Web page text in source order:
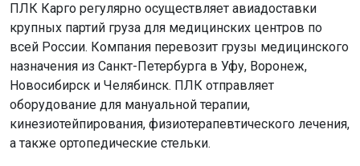
ПЛК Карго регулярно осуществляет авиадоставки
крупных партий груза для медицинских центров по
всей России. Компания перевозит грузы медицинского
назначения из Санкт-Петербурга в Уфу, Воронеж,
Новосибирск и Челябинск. ПЛК отправляет
оборудование для мануальной терапии,
кинезиотейпирования, физиотерапевтического лечения,
а также ортопедические стельки.